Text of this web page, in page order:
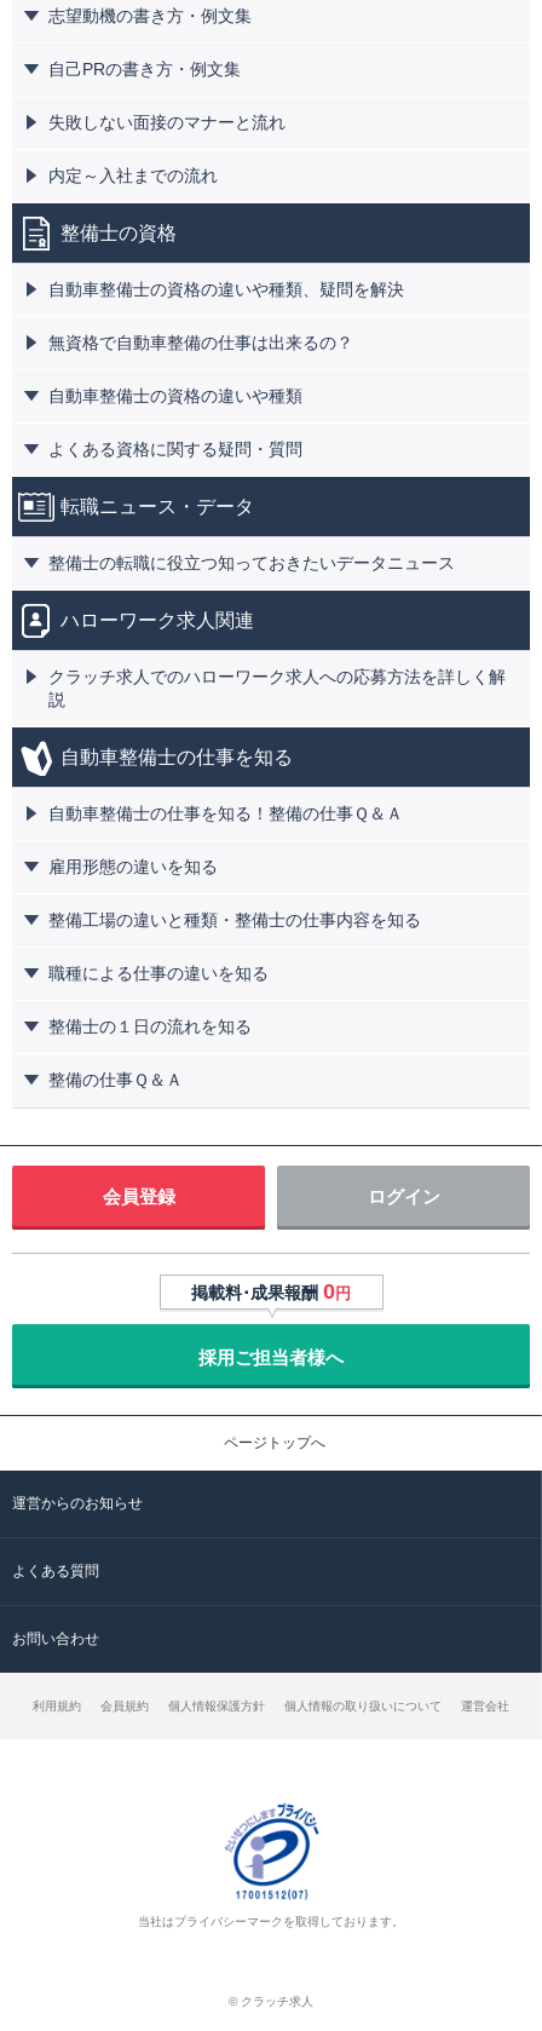
志望動機の書き方・例文集
自己PRの書き方・例文集
失敗しない面接のマナーと流れ
内定～入社までの流れ
整備士の資格
自動車整備士の資格の違いや種類、疑問を解決
無資格で自動車整備の仕事は出来るの？
自動車整備士の資格の違いや種類
よくある資格に関する疑問・質問
転職ニュース・データ
整備士の転職に役立つ知っておきたいデータニュース
ハローワーク求人関連
クラッチ求人でのハローワーク求人への応募方法を詳しく解
説
自動車整備士の仕事を知る
自動車整備士の仕事を知る！整備の仕事Ｑ＆Ａ
雇用形態の違いを知る
整備工場の違いと種類・整備士の仕事内容を知る
職種による仕事の違いを知る
整備士の１日の流れを知る
整備の仕事Ｑ＆Ａ
会員登録 ログイン
掲載料･成果報酬 0円
採用ご担当者様へ
ページトップへ
運営からのお知らせ
よくある質問
お問い合わせ
利用規約 会員規約 個人情報保護方針 個人情報の取り扱いについて 運営会社
当社はプライバシーマークを取得しております。
© クラッチ求人